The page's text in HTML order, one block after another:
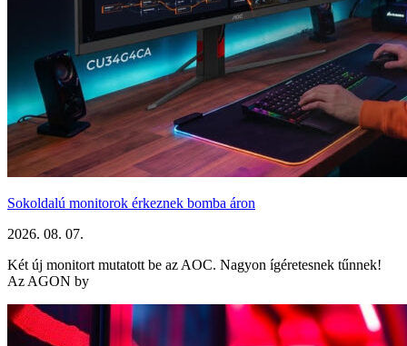
Sokoldalú monitorok érkeznek bomba áron
2026. 08. 07.
Két új monitort mutatott be az AOC. Nagyon ígéretesnek tűnnek!
Az AGON by